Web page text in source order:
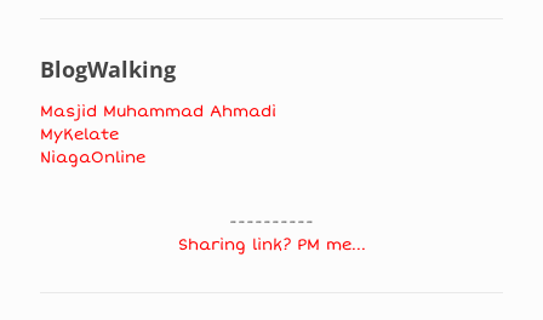
BlogWalking
Masjid Muhammad Ahmadi
MyKelate
NiagaOnline
----------
Sharing link? PM me...